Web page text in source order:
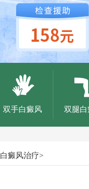
双手白癜风 双腿
白癜风治疗>